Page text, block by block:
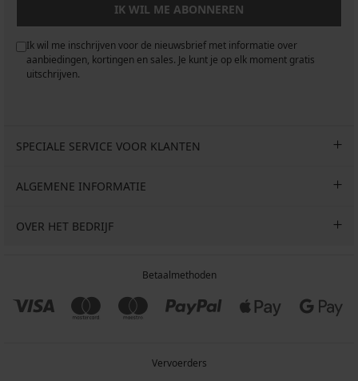
IK WIL ME ABONNEREN
Ik wil me inschrijven voor de nieuwsbrief met informatie over
aanbiedingen, kortingen en sales. Je kunt je op elk moment gratis
uitschrijven.
SPECIALE SERVICE VOOR KLANTEN
ALGEMENE INFORMATIE
OVER HET BEDRIJF
Betaalmethoden
Vervoerders